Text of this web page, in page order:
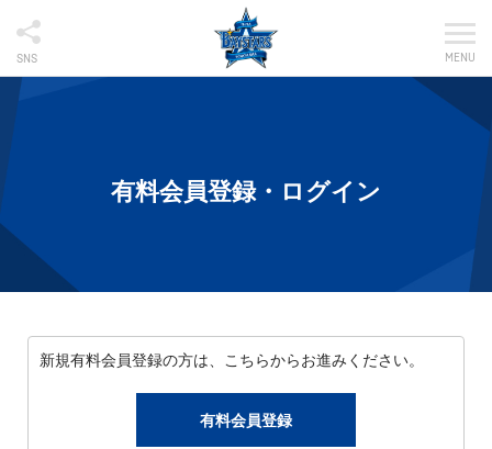
SNS MENU
有料会員登録・ログイン
新規有料会員登録の方は、こちらからお進みください。
有料会員登録